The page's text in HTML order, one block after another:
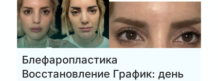
Блефаропластика
Восстановление График: день